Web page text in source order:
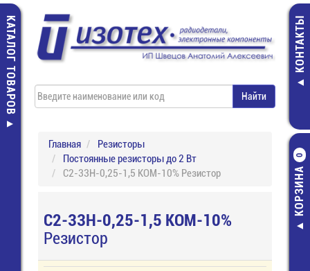
КАТАЛОГ ТОВАРОВ КОНТАКТЫ
КОРЗИНА
0
Главная
Резисторы
Постоянные резисторы до 2 Вт
С2-33Н-0,25-1,5 КОМ-10% Резистор
С2-33Н-0,25-1,5 КОМ-10%
Резистор